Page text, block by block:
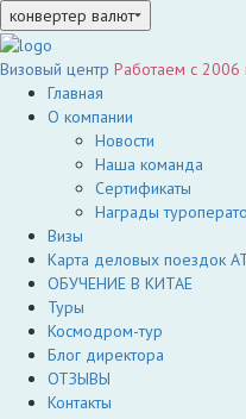
конвертер валют
Визовый центр Работаем c 2006
Главная
О компании
Новости
Наша команда
Сертификаты
Награды
Визы
Карта деловых поездок
ОБУЧЕНИЕ В КИТАЕ
Туры
Космодром-тур
Блог директора
ОТЗЫВЫ
Контакты